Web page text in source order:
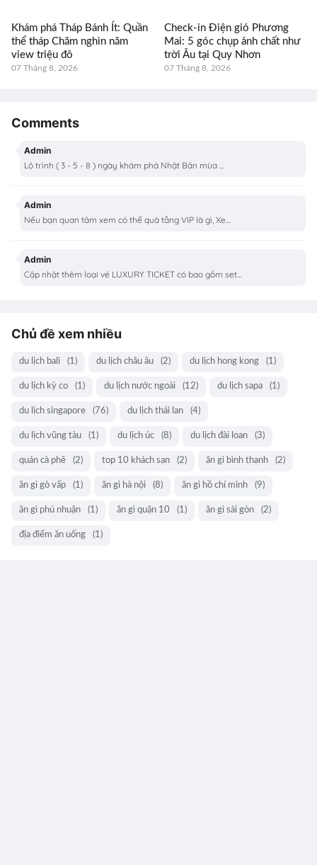
Khám phá Tháp Bánh Ít: Quần
thể tháp Chăm nghìn năm
view triệu đô
07 Tháng 8, 2026
Check-in Điện gió Phương
Mai: 5 góc chụp ảnh chất như
trời Âu tại Quy Nhơn
07 Tháng 8, 2026
Comments
Admin
Lộ trình ( 3 - 5 - 8 ) ngày khám phá Nhật Bản mùa ...
Admin
Nếu bạn quan tâm xem có thể quà tằng VIP là gì, Xe...
Admin
Cập nhật thêm loại vé LUXURY TICKET có bao gồm set...
Chủ đề xem nhiều
du lịch bali (1) du lịch châu âu (2) du lịch hong kong (1)
du lịch kỳ co (1) du lịch nước ngoài (12) du lịch sapa (1)
du lịch singapore (76) du lịch thái lan (4)
du lịch vũng tàu (1) du lịch úc (8) du lịch đài loan (3)
quán cà phê (2) top 10 khách sạn (2) ăn gì bình thạnh (2)
ăn gì gò vấp (1) ăn gì hà nội (8) ăn gì hồ chí minh (9)
ăn gì phú nhuận (1) ăn gì quận 10 (1) ăn gì sài gòn (2)
địa điểm ăn uống (1)